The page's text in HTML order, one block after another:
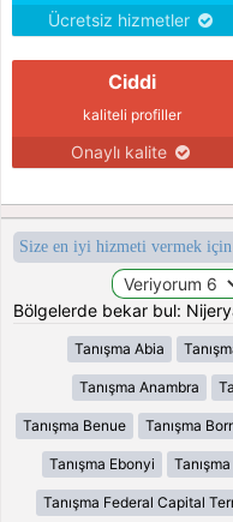
Ücretsiz hizmetler
Ciddi
kaliteli profiller
Onaylı kalite
Size en iyi hizmeti vermek
Bölgelerde bekar bul:
Tanışma Abia
Tanışma Anambra
Tanışma Benue Tanışma
Tanışma Ebonyi
Tanışma Federal Capital